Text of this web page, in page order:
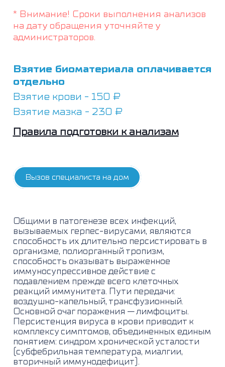
* Внимание! Сроки выполнения анализов
на дату обращения уточняйте у
администраторов.
Взятие биоматериала оплачивается
отдельно
Взятие крови - 150 ₽
Взятие мазка - 230 ₽
Правила подготовки к анализам
Вызов специалиста на дом
Общими в патогенезе всех инфекций,
вызываемых герпес-вирусами, являются
способность их длительно персистировать в
организме, полиорганный тропизм,
способность оказывать выраженное
иммуносупрессивное действие с
подавлением прежде всего клеточных
реакций иммунитета. Пути передачи:
воздушно-капельный, трансфузионный.
Основной очаг поражения — лимфоциты.
Персистенция вируса в крови приводит к
комплексу симптомов, объединенных единым
понятием: синдром хронической усталости
(субфебрильная температура, миалгии,
вторичный иммунодефицит).